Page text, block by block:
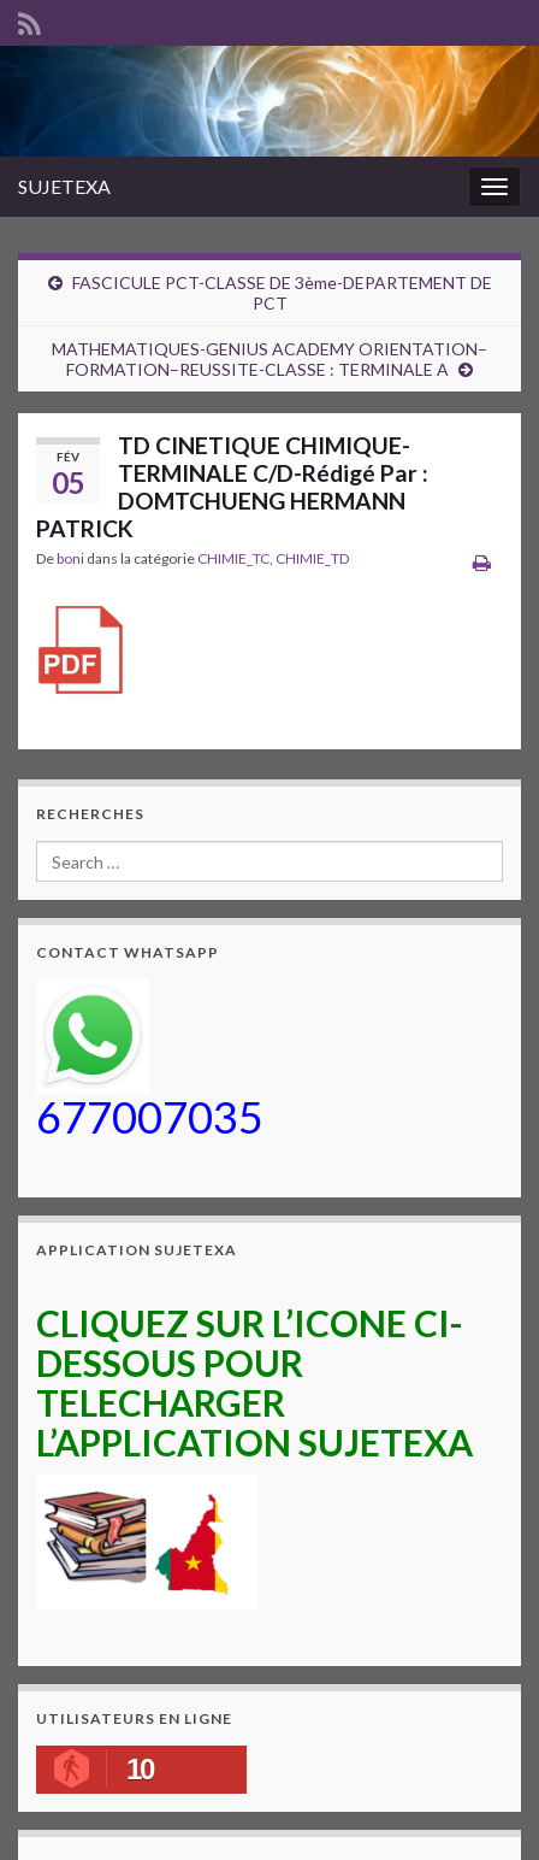
SUJETEXA
FASCICULE PCT-CLASSE DE 3ème-DEPARTEMENT DE
PCT
MATHEMATIQUES-GENIUS ACADEMY ORIENTATION–
FORMATION–REUSSITE-CLASSE : TERMINALE A
FÉV
05
TD CINETIQUE CHIMIQUE-
TERMINALE C/D-Rédigé Par :
DOMTCHUENG HERMANN
PATRICK
Deboni dans la catégorie CHIMIE_TC, CHIMIE_TD
RECHERCHES
CONTACT WHATSAPP
677007035
APPLICATION SUJETEXA
CLIQUEZ SUR L’ICONE CI-
DESSOUS POUR
TELECHARGER
L’APPLICATION SUJETEXA
UTILISATEURS EN LIGNE
10